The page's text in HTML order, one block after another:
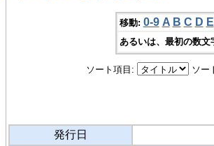
移動: 0-9 A B C D E
あるいは、最初の数
ソート項目: ソー
発行日